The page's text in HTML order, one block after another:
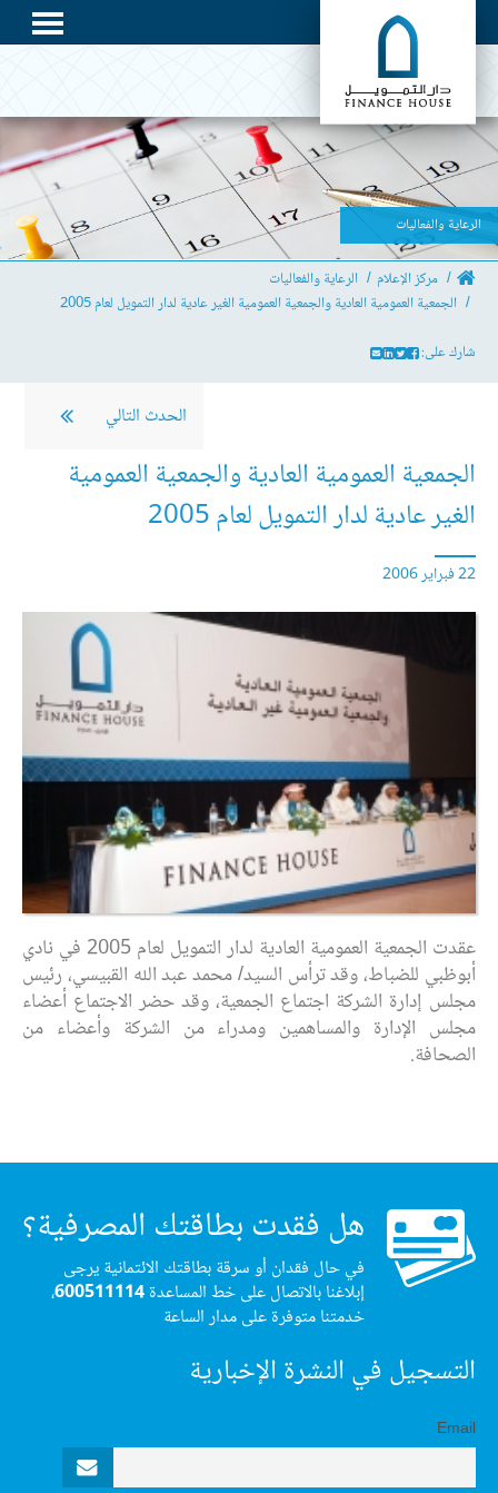
الرعاية والفعاليات
مركز الإعلام
الرعاية والفعاليات
الجمعية العمومية العادية والجمعية العمومية الغير عادية لدار التمويل لعام 2005
شارك على:
الحدث التالي
الجمعية العمومية العادية والجمعية العمومية
الغير عادية لدار التمويل لعام 2005
22 فبراير 2006
عقدت الجمعية العمومية العادية لدار التمويل لعام 2005 في نادي
أبوظبي للضباط، وقد ترأس السيد/ محمد عبد الله القبيسي، رئيس
مجلس إدارة الشركة اجتماع الجمعية، وقد حضر الاجتماع أعضاء
مجلس الإدارة والمساهمين ومدراء من الشركة وأعضاء من
الصحافة.
هل فقدت بطاقتك المصرفية؟
في حال فقدان أو سرقة بطاقتك الائتمانية يرجى
إبلاغنا بالاتصال على خط المساعدة600511114،
خدمتنا متوفرة على مدار الساعة
التسجيل في النشرة الإخبارية
Email